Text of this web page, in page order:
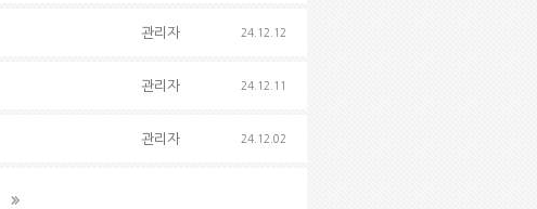
관리자 24.12.12
관리자 24.12.11
관리자 24.12.02